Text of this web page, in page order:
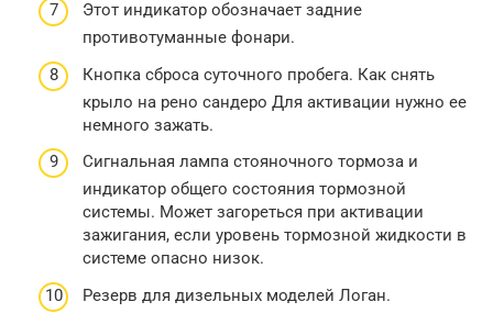
Этот индикатор обозначает задние
противотуманные фонари.
Кнопка сброса суточного пробега. Как снять
крыло на рено сандеро Для активации нужно ее
немного зажать.
Сигнальная лампа стояночного тормоза и
индикатор общего состояния тормозной
системы. Может загореться при активации
зажигания, если уровень тормозной жидкости в
системе опасно низок.
Резерв для дизельных моделей Логан.